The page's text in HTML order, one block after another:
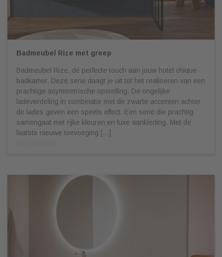
Badmeubel Rize met greep
Badmeubel Rize, dé perfecte touch aan jouw hotel chique
badkamer. Deze serie daagt je uit tot het realiseren van een
prachtige asymmetrische opstelling. De ongelijke
ladeverdeling in combinatie met de zwarte accenten achter
de lades geven een speels effect. Een serie die prachtig
samengaat met rijke kleuren en luxe aankleding. Met de
laatste nieuwe toevoeging […]